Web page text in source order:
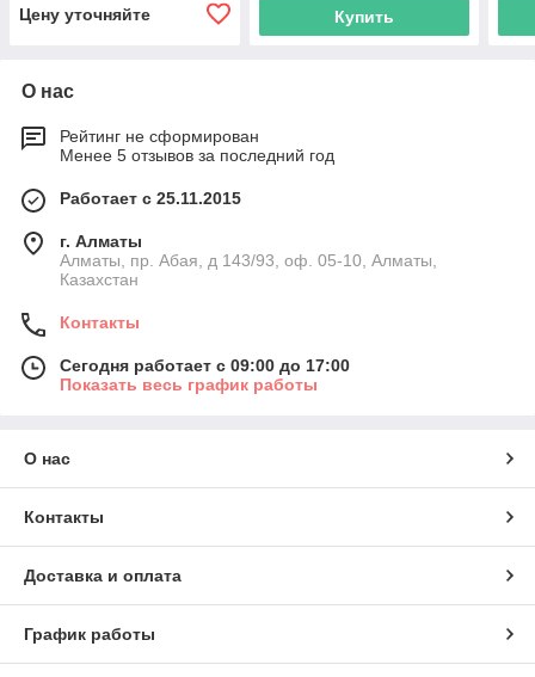
Цену уточняйте Купить
О нас
Рейтинг не сформирован
Менее 5 отзывов за последний год
Работает с 25.11.2015
г. Алматы
Алматы, пр. Абая, д 143/93, оф. 05-10, Алматы,
Казахстан
Контакты
Сегодня работает с 09:00 до 17:00
Показать весь график работы
О нас
Контакты
Доставка и оплата
График работы